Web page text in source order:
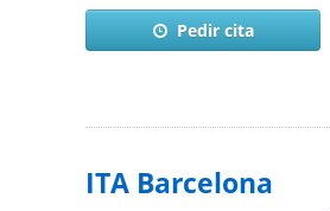
Pedir cita
ITA Barcelona